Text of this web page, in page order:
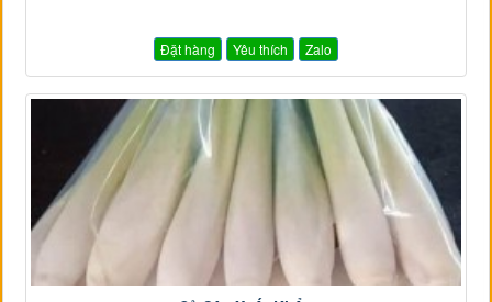
Đặt hàng Yêu thích Zalo